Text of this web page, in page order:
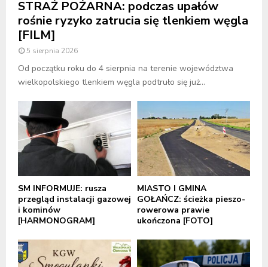
STRAŻ POŻARNA: podczas upałów
rośnie ryzyko zatrucia się tlenkiem węgla
[FILM]
5 sierpnia 2026
Od początku roku do 4 sierpnia na terenie województwa
wielkopolskiego tlenkiem węgla podtruło się już...
SM INFORMUJE: rusza
przegląd instalacji gazowej
i kominów
[HARMONOGRAM]
MIASTO I GMINA
GOŁAŃCZ: ścieżka pieszo-
rowerowa prawie
ukończona [FOTO]